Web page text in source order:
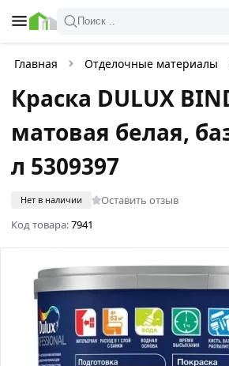
Поиск ..
Главная Отделочные материалы
Краска DULUX
матовая белая,
л 5309397
Нет в наличии
Оставить отзыв
Код товара:7941